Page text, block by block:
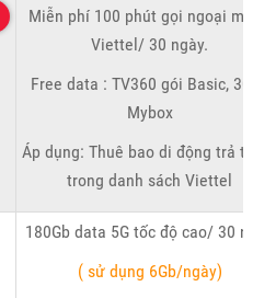
Miễn phí 100 phút gọi ngoại
Viettel/ 30 ngày.
Free data : TV360 gói Basic,
Mybox
Áp dụng: Thuê bao di động trả
trong danh sách Viettel
180Gb data 5G tốc độ cao/ 30
( sử dụng 6Gb/ngày)